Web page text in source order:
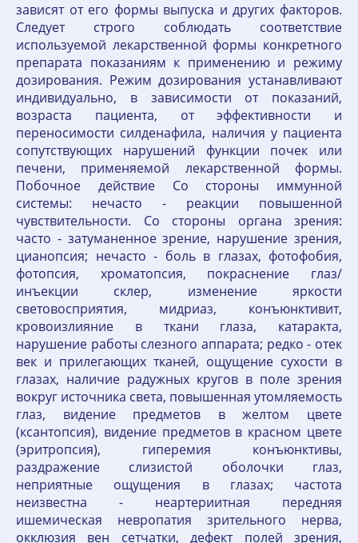
зависят от его формы выпуска и других факторов.
Следует строго соблюдать соответствие
используемой лекарственной формы конкретного
препарата показаниям к применению и режиму
дозирования. Режим дозирования устанавливают
индивидуально, в зависимости от показаний,
возраста пациента, от эффективности и
переносимости силденафила, наличия у пациента
сопутствующих нарушений функции почек или
печени, применяемой лекарственной формы.
Побочное действие Со стороны иммунной
системы: нечасто - реакции повышенной
чувствительности. Со стороны органа зрения:
часто - затуманенное зрение, нарушение зрения,
цианопсия; нечасто - боль в глазах, фотофобия,
фотопсия, хроматопсия, покраснение глаз/
инъекции склер, изменение яркости
световосприятия, мидриаз, конъюнктивит,
кровоизлияние в ткани глаза, катаракта,
нарушение работы слезного аппарата; редко - отек
век и прилегающих тканей, ощущение сухости в
глазах, наличие радужных кругов в поле зрения
вокруг источника света, повышенная утомляемость
глаз, видение предметов в желтом цвете
(ксантопсия), видение предметов в красном цвете
(эритропсия), гиперемия конъюнктивы,
раздражение слизистой оболочки глаз,
неприятные ощущения в глазах; частота
неизвестна - неартериитная передняя
ишемическая невропатия зрительного нерва,
окклюзия вен сетчатки, дефект полей зрения,